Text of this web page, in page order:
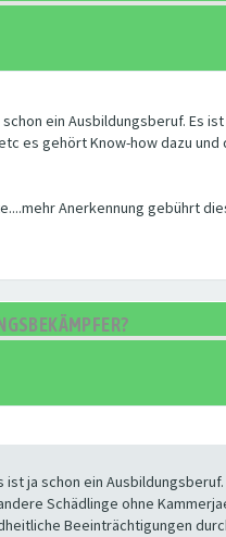
ein Ausbildungsberuf. Es
es gehört Know-how dazu
Anerkennung gebührt
ja schon ein
Schädlinge ohne
Beeinträchtigungen